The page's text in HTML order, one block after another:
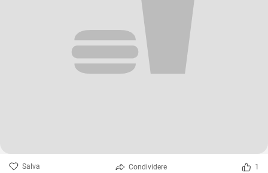
Salva Condividere 1